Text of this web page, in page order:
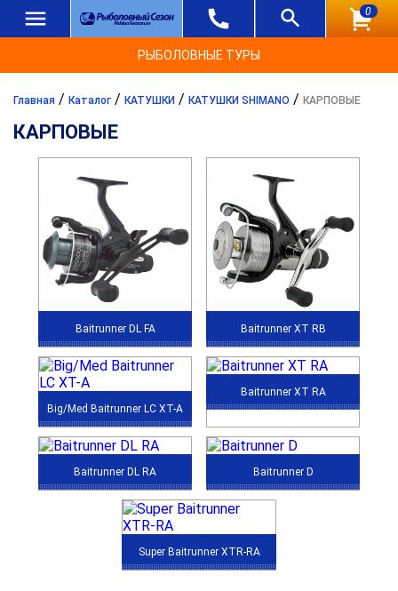
0
РЫБОЛОВНЫЕ ТУРЫ
Главная / Каталог / КАТУШКИ / КАТУШКИ SHIMANO / КАРПОВЫЕ
КАРПОВЫЕ
Baitrunner DL FA Baitrunner XT RB
Big/Med Baitrunner LC XT-A
Baitrunner XT RA
Baitrunner DL RA Baitrunner D
Super Baitrunner XTR-RA